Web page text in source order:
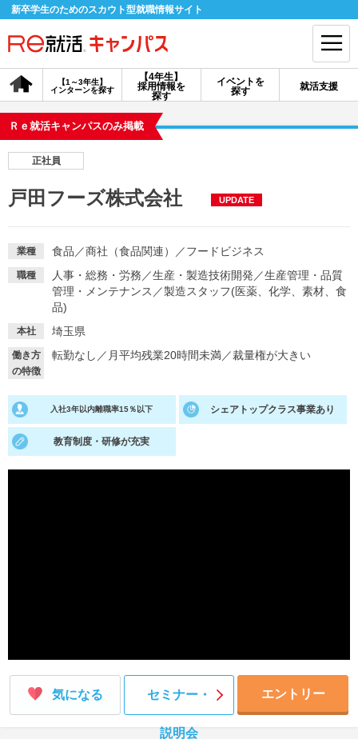
新卒学生のためのスカウト型就職情報サイト
【4年生】
採用情報を
探す
【1～3年生】
インターンを探す
イベントを
探す
就活支援
会員登録 ログイン
探す
イベントを探す スカウト お知らせ
就活ノウハウが満載！ お役立ち記事・相談室など
適職診断
あなたに合う仕事を診断！ 動画で対策講座をチェック
Ｒｅ就活キャンパスのみ掲載
正社員
戸田フーズ株式会社 UPDATE
業種 食品 ／商社（食品関連） ／フードビジネス
職種 人事・総務・労務 ／生産・製造技術開発 ／生産管理・品質
管理・メンテナンス ／製造スタッフ(医薬、化学、素材、食
品)
本社 埼玉県
働き方
の特徴
転勤なし ／ 月平均残業20時間未満／裁量権が大きい
入社3年以内離職率15％以下 シェアトップクラス事業あり
教育制度・研修が充実
気になる セミナー・
説明会
エントリー